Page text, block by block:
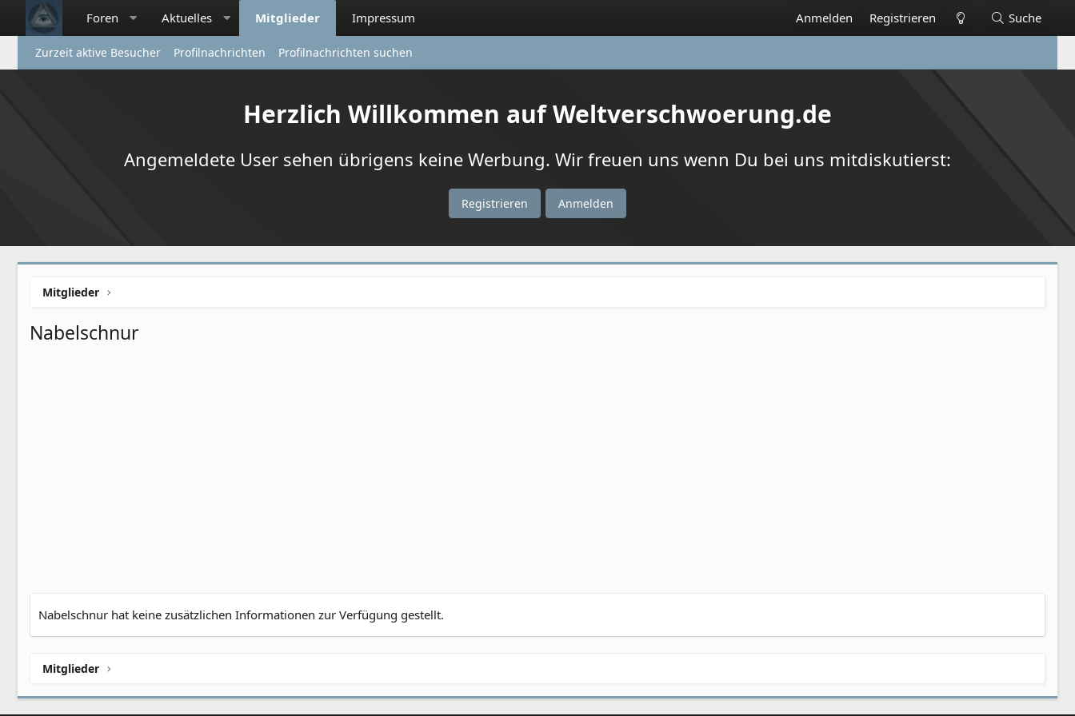
Foren Aktuelles Mitglieder Impressum Anmelden Registrieren Suche
Zurzeit aktive Besucher Profilnachrichten Profilnachrichten suchen
Herzlich Willkommen auf Weltverschwoerung.de
Angemeldete User sehen übrigens keine Werbung. Wir freuen uns wenn Du bei uns mitdiskutierst:
Registrieren Anmelden
Mitglieder
Nabelschnur
Nabelschnur hat keine zusätzlichen Informationen zur Verfügung gestellt.
Mitglieder